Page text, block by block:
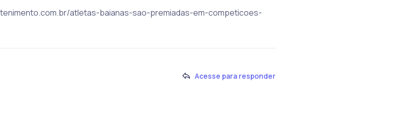
atletas-baianas-sao-premiadas-em-competicoes-
Acesse para responder